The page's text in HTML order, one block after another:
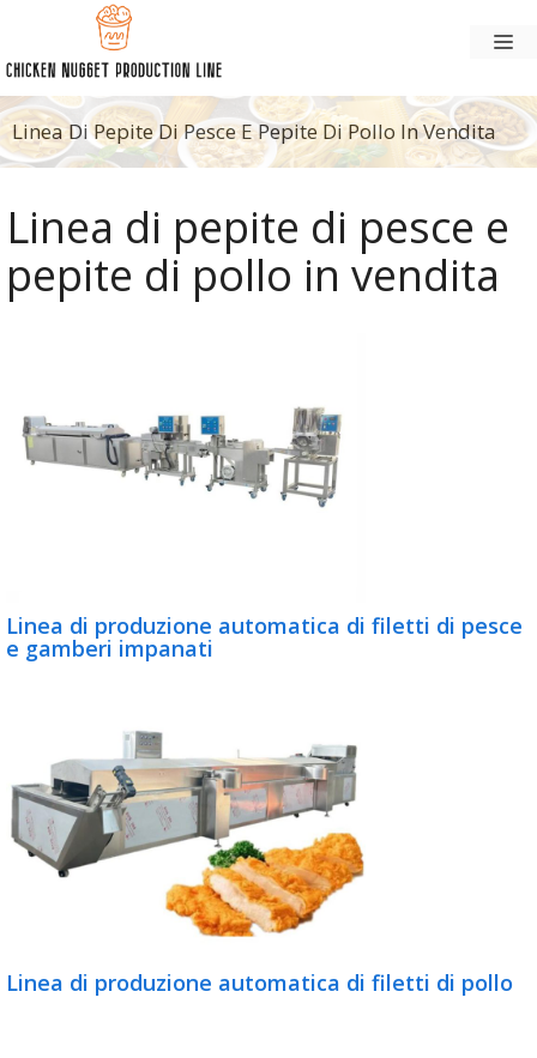
contenuto
Linea Di Pepite Di Pesce E Pepite Di Pollo In Vendita
Linea di pepite di pesce e
pepite di pollo in vendita
Linea di produzione automatica di filetti di pesce
e gamberi impanati
Linea di produzione automatica di filetti di pollo